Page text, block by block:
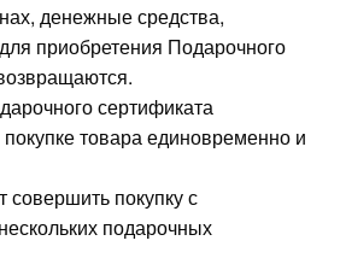
денежные средства,
приобретения Подарочного
сертификата
покупке товара единовременно и
совершить покупку с
подарочных